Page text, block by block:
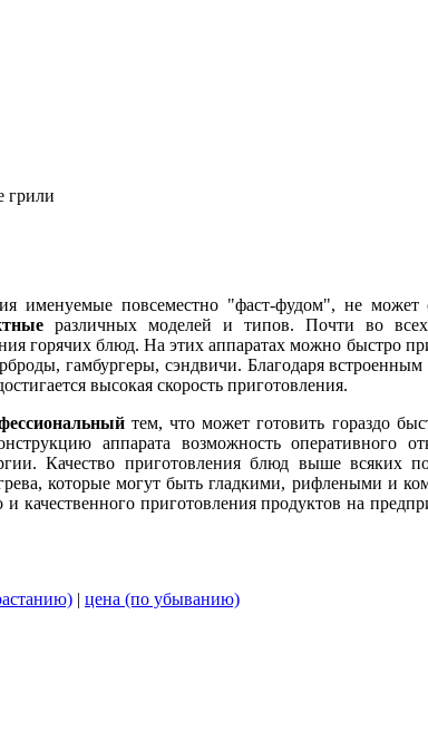
грили
именуемые повсеместно "фаст-фудом", не может
различных моделей и типов. Почти во
горячих блюд. На этих аппаратах можно быстро
гамбургеры, сэндвичи. Благодаря
высокая скорость приготовления.
тем, что может готовить гораздо
аппарата возможность оперативного
Качество приготовления блюд выше всяких
которые могут быть гладкими, рифлеными и
качественного приготовления продуктов на
| цена (по убыванию)